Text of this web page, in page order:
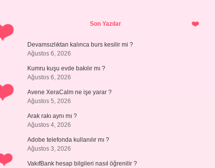
SidebarSon Yazılar
Devamsızlıktan kalınca burs kesilir mi ?
Ağustos 6, 2026
Kumru kuşu evde bakılır mı ?
Ağustos 6, 2026
Avene XeraCalm ne işe yarar ?
Ağustos 5, 2026
Arak rakı aynı mı ?
Ağustos 4, 2026
Adobe telefonda kullanılır mı ?
Ağustos 3, 2026
VakıfBank hesap bilgileri nasıl öğrenilir ?